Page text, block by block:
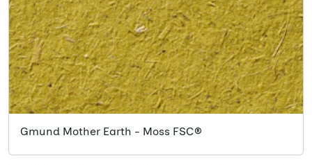
Gmund Mother Earth - Moss FSC®